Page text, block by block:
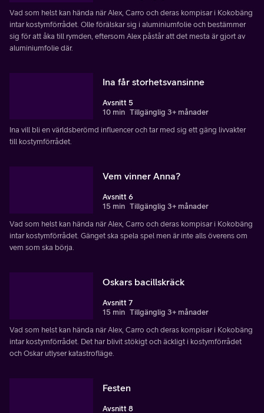
Vad som helst kan hända när Alex, Carro och deras kompisar i Kokobäng
intar kostymförrådet. Olle förälskar sig i aluminiumfolie och bestämmer
sig för att åka till rymden, eftersom Alex påstår att det mesta är gjort av
aluminiumfolie där.
Ina får storhetsvansinne
Avsnitt 5
10 min Tillgänglig 3+ månader
Ina vill bli en världsberömd influencer och tar med sig ett gäng livvakter
till kostymförrådet.
Vem vinner Anna?
Avsnitt 6
15 min Tillgänglig 3+ månader
Vad som helst kan hända när Alex, Carro och deras kompisar i Kokobäng
intar kostymförrådet. Gänget ska spela spel men är inte alls överens om
vem som ska börja.
Oskars bacillskräck
Avsnitt 7
15 min Tillgänglig 3+ månader
Vad som helst kan hända när Alex, Carro och deras kompisar i Kokobäng
intar kostymförrådet. Det har blivit stökigt och äckligt i kostymförrådet
och Oskar utlyser katastrofläge.
Festen
Avsnitt 8